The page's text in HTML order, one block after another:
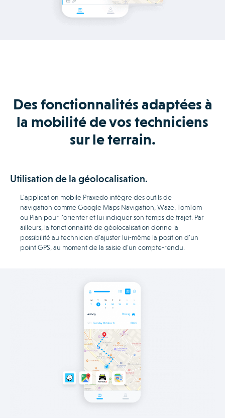
Des fonctionnalités adaptées à
la mobilité de vos techniciens
sur le terrain.
Utilisation de la géolocalisation.
L’application mobile Praxedo intègre des outils de
navigation comme Google Maps Navigation, Waze, TomTom
ou Plan pour l’orienter et lui indiquer son temps de trajet. Par
ailleurs, la fonctionnalité de géolocalisation donne la
possibilité au technicien d’ajuster lui-même la position d’un
point GPS, au moment de la saisie d’un compte-rendu.